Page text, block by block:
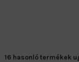
16 hasonló termékek